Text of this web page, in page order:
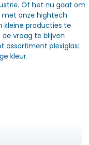
Of het nu gaat om
onze hightech
kleine producties te
vraag te blijven
assortiment plexiglas:
kleur.